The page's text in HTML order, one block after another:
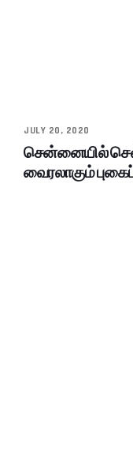
JULY 20, 2020
சென்னையில்
வைரலாகும்